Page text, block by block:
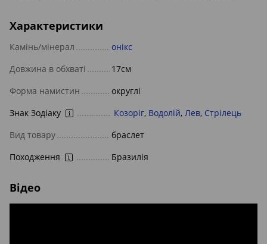
Характеристики
Камінь/мінерал
онікс
Довжина в обхваті
17см
Форма намистин
округлі
Знак Зодіаку
Козоріг, Водолій, Лев, Стрілець
Вид товару
браслет
Походження
Бразилія
Відео